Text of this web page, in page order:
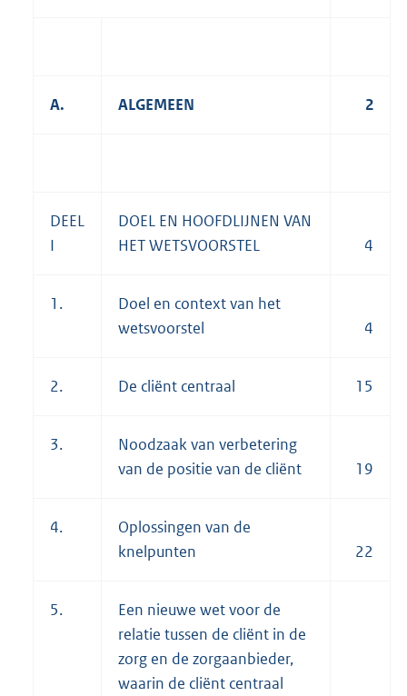
A. ALGEMEEN 2
DEEL
I
DOEL EN HOOFDLIJNEN VAN
HET WETSVOORSTEL
4
1.
Doel en context van het
wetsvoorstel
4
2. De cliënt centraal 15
3.
Noodzaak van verbetering
van de positie van de cliënt
19
4.
Oplossingen van de
knelpunten
22
5.
Een nieuwe wet voor de
relatie tussen de cliënt in de
zorg en de zorgaanbieder,
waarin de cliënt centraal